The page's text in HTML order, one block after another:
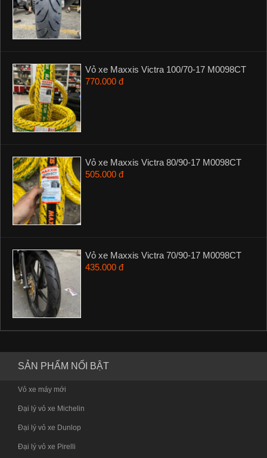
Vỏ xe Maxxis Victra 100/70-17 M0098CT
770.000 đ
Vỏ xe Maxxis Victra 80/90-17 M0098CT
505.000 đ
Vỏ xe Maxxis Victra 70/90-17 M0098CT
435.000 đ
SẢN PHẨM NỔI BẬT
Vỏ xe máy mới
Đại lý vỏ xe Michelin
Đại lý vỏ xe Dunlop
Đại lý vỏ xe Pirelli